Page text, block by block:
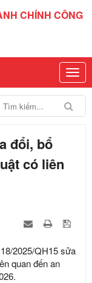
CHÍNH CÔNG
đổi, bổ
có liên
2025/QH15 sửa
quan đến an